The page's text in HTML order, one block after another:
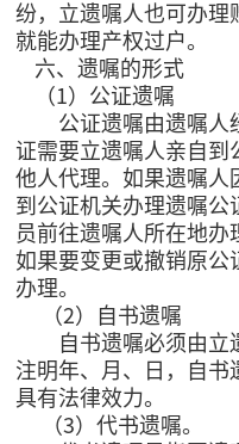
纷，立遗嘱人也可办
就能办理产权过户。
六、遗嘱的形式
（1）公证遗嘱
公证遗嘱由遗嘱人
证需要立遗嘱人亲自
他人代理。如果遗嘱人
到公证机关办理遗嘱
员前往遗嘱人所在地
如果要变更或撤销原
办理。
（2）自书遗嘱
自书遗嘱必须由立
注明年、月、日，自
具有法律效力。
（3）代书遗嘱。